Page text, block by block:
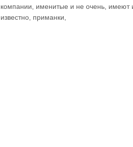
компании, именитые и не очень, имеют
известно, приманки,